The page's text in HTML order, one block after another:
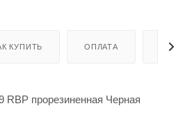
КУПИТЬ ОПЛАТА
RBP прорезиненная Черная